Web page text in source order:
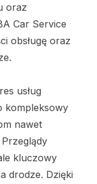
oraz
Car Service
obsługę oraz
usług
kompleksowy
nawet
kluczowy
drodze. Dzięki